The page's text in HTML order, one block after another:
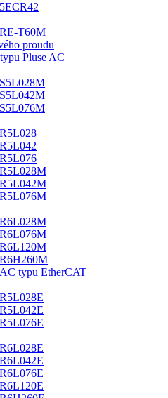
5ECR42
RE-T60M
proudu
Pluse AC
S5L028M
S5L042M
S5L076M
R5L028
R5L042
R5L076
R5L028M
R5L042M
R5L076M
R6L028M
R6L076M
R6L120M
R6H260M
typu EtherCAT
R5L028E
R5L042E
R5L076E
R6L028E
R6L042E
R6L076E
R6L120E